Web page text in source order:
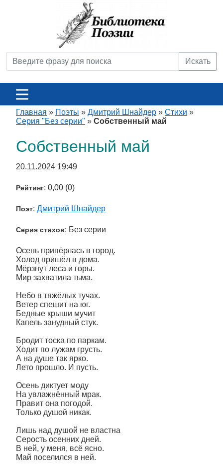
Искать
Главная » Поэты » Дмитрий Шнайдер » Стихи »
Серия "Без серии" » Собственный май
Собственный май
20.11.2024 19:49
Рейтинг: 0,00 (0)
Поэт: Дмитрий Шнайдер
Серия стихов: Без серии
Осень припёрлась в город.
Холод пришёл в дома.
Мёрзнут леса и горы.
Мир захватила тьма.
Небо в тяжёлых тучах.
Ветер спешит на юг.
Бедные крыши мучит
Капель занудный стук.
Бродит тоска по паркам.
Ходит по лужам грусть.
А на душе так ярко.
Лето прошло. И пусть.
Осень диктует моду
На увлажнённый мрак.
Правит она погодой.
Только душой никак.
Лишь над душой не властна
Серость осенних дней.
В ней, у меня, всё ясно.
Май поселился в ней.